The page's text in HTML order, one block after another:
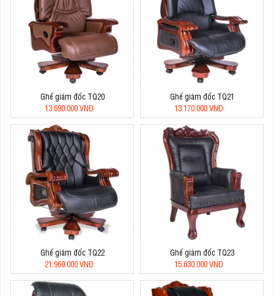
Ghế giám đốc TQ20
13.690.000 VNĐ
Ghế giám đốc TQ21
13.170.000 VNĐ
Ghế giám đốc TQ22
21.960.000 VNĐ
Ghế giám đốc TQ23
15.630.000 VNĐ